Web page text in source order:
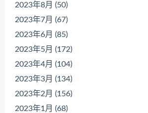
2023年8月 (50)
2023年7月 (67)
2023年6月 (85)
2023年5月 (172)
2023年4月 (104)
2023年3月 (134)
2023年2月 (156)
2023年1月 (68)